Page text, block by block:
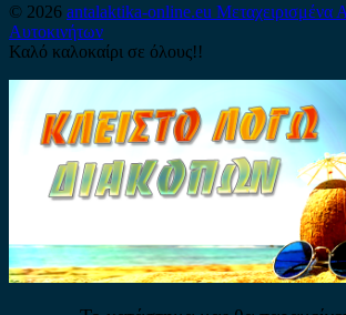
© 2026 antalaktika-online.eu Μεταχειρισμένα
Αυτοκινήτων
Καλό καλοκαίρι σε όλους!!